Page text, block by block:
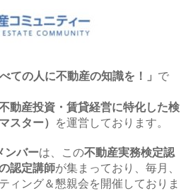
べての人に不動産の知識を！」 で
動産投資・賃貸経営に特化した検
スター） を運営しております。
ンバーは、この不動産実務検定認
認定講師が集まっており、毎月、
ィング＆懇親会を開催しておりま